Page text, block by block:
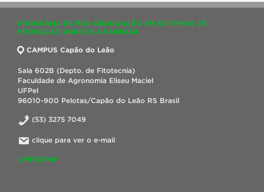
PROGRAMA DE PÓS-GRADUAÇÃO EM SISTEMAS DE
PRODUÇÃO AGRÍCOLA FAMILIAR
CAMPUS Capão do Leão
Sala 602B (Depto. de Fitotecnia)
Faculdade de Agronomia Eliseu Maciel
UFPel
96010-900 Pelotas/Capão do Leão RS Brasil
(53) 3275 7049
clique para ver o e-mail
@PPGSPAF